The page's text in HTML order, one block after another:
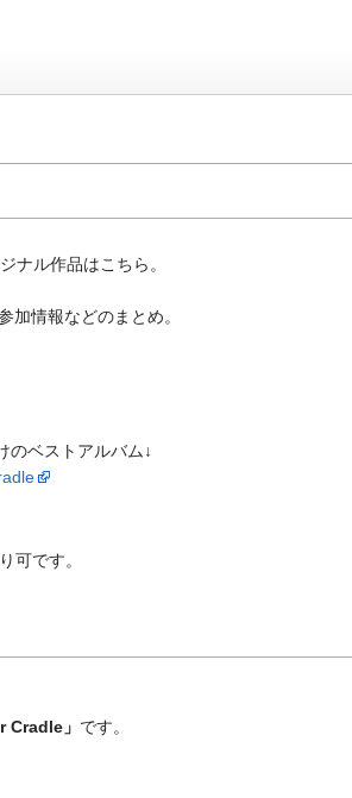
ナル作品はこちら。
加情報などのまとめ。
のベストアルバム↓
可です。
Cradle」 です。